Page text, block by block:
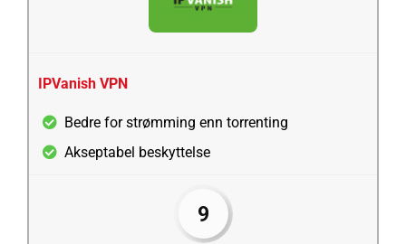
IPVanish VPN
Bedre for strømming enn torrenting
Akseptabel beskyttelse
9